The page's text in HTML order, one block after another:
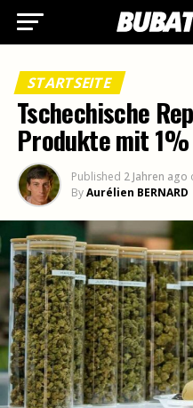
STARTSEITE
Tschechische
Produkte mit 1%
Published 2 Jahren ago
ByAurélien BERNARD